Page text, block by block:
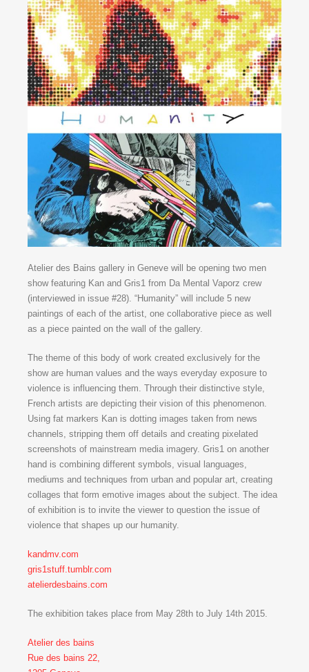
Atelier des Bains gallery in Geneve will be opening two men
show featuring Kan and Gris1 from Da Mental Vaporz crew
(interviewed in issue #28). “Humanity” will include 5 new
paintings of each of the artist, one collaborative piece as well
as a piece painted on the wall of the gallery.
The theme of this body of work created exclusively for the
show are human values and the ways everyday exposure to
violence is influencing them. Through their distinctive style,
French artists are depicting their vision of this phenomenon.
Using fat markers Kan is dotting images taken from news
channels, stripping them off details and creating pixelated
screenshots of mainstream media imagery. Gris1 on another
hand is combining different symbols, visual languages,
mediums and techniques from urban and popular art, creating
collages that form emotive images about the subject. The idea
of exhibition is to invite the viewer to question the issue of
violence that shapes up our humanity.
kandmv.com
gris1stuff.tumblr.com
atelierdesbains.com
The exhibition takes place from May 28th to July 14th 2015.
Atelier des bains
Rue des bains 22,